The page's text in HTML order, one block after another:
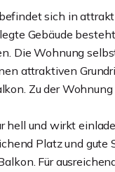
sich in
Gebäude
Die Wohnung
attraktiven
Zu der
hell und wirkt
Platz und
Für